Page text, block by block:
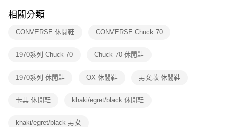
※ 交易是否成功請以「AFTEE先享後付 」之結帳頁面顯示為準，若有關於
是否繳費成功／繳費後需取消欲退款等相關疑問，請聯繫「AFTEE先享後付
客戶支援中心」 https://netprotections.freshdesk.com/support/home
１．透過由恩沛科技股份有限公司提供之「AFTEE先享後付」服務完成之交
權轉讓予恩沛科技股份有限公司。
３．未成年的使用者請事先徵得法定代理人或監護人之同意方可使用
任。
相關分類
CONVERSE 休閒鞋 CONVERSE Chuck 70
1970系列 Chuck 70 Chuck 70 休閒鞋
1970系列 休閒鞋 OX 休閒鞋 男女款 休閒鞋
卡其 休閒鞋 khaki/egret/black 休閒鞋
khaki/egret/black 男女